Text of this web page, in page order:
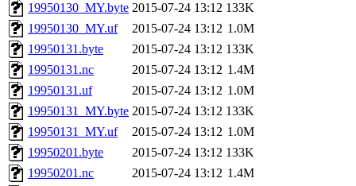
19950130_MY.byte 2015-07-24 13:12 133K
19950130_MY.uf
2015-07-24 13:12 1.0M
19950131.byte
2015-07-24 13:12 133K
19950131.nc
2015-07-24 13:12 1.4M
19950131.uf
2015-07-24 13:12 1.0M
19950131_MY.byte 2015-07-24 13:12 133K
19950131_MY.uf
2015-07-24 13:12 1.0M
19950201.byte
2015-07-24 13:12 133K
19950201.nc
2015-07-24 13:12 1.4M